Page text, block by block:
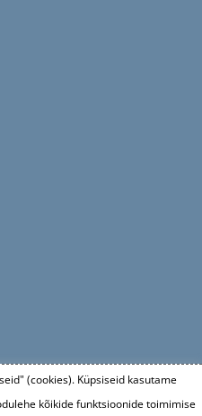
(cookies). Küpsiseid kasutame
kõikide funktsioonide toimimise